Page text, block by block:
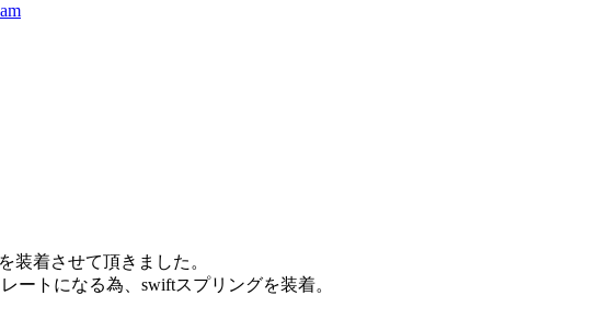
装着させて頂きました。
ートになる為、swiftスプリングを装着。